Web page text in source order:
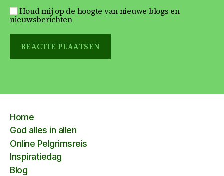
Houd mij op de hoogte van nieuwe blogs en
nieuwsberichten
Home
God alles in allen
Online Pelgrimsreis
Inspiratiedag
Blog